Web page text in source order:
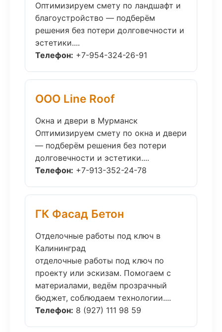
Оптимизируем смету по ландшафт и
благоустройство — подберём
решения без потери долговечности и
эстетики....
Телефон: +7-954-324-26-91
ООО Line Roof
Окна и двери в Мурманск
Оптимизируем смету по окна и двери
— подберём решения без потери
долговечности и эстетики....
Телефон: +7-913-352-24-78
ГК Фасад Бетон
Отделочные работы под ключ в
Калининград
отделочные работы под ключ по
проекту или эскизам. Помогаем с
материалами, ведём прозрачный
бюджет, соблюдаем технологии....
Телефон: 8 (927) 111 98 59